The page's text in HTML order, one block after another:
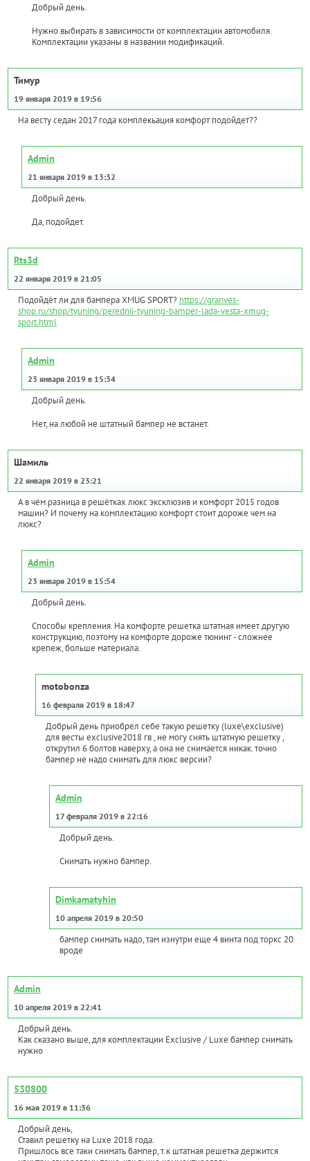
Добрый день.
Нужно выбирать в зависимости от комплектации автомобиля.
Комплектации указаны в названии модификаций.
Тимур
19 января 2019 в 19:56
На весту седан 2017 года комплекьация комфорт подойдет??
Admin
21 января 2019 в 13:32
Добрый день.
Да, подойдет.
Rts3d
22 января 2019 в 21:05
Подойдёт ли для бампера XMUG SPORT? https://granves-
shop.ru/shop/tyuning/perednii-tyuning-bamper-lada-vesta-xmug-
sport.html
Admin
23 января 2019 в 15:34
Добрый день.
Нет, на любой не штатный бампер не встанет.
Шамиль
22 января 2019 в 23:21
А в чём разница в решётках люкс эксклюзив и комфорт 2015 годов
машин? И почему на комплектацию комфорт стоит дороже чем на
люкс?
Admin
23 января 2019 в 15:54
Добрый день.
Способы крепления. На комфорте решетка штатная имеет другую
конструкцию, поэтому на комфорте дороже тюнинг - сложнее
крепеж, больше материала.
motobonza
16 февраля 2019 в 18:47
Добрый день приобрел себе такую решетку (luxe\exclusive)
для весты exclusive2018 гв , не могу снять штатную решетку ,
открутил 6 болтов наверху, а она не снимается никак. точно
бампер не надо снимать для люкс версии?
Admin
17 февраля 2019 в 22:16
Добрый день.
Снимать нужно бампер.
Dimkamatyhin
10 апреля 2019 в 20:50
бампер снимать надо, там изнутри еще 4 винта под торкс 20
вроде
Admin
10 апреля 2019 в 22:41
Добрый день.
Как сказано выше, для комплектации Exclusive / Luxe бампер снимать
нужно
530800
16 мая 2019 в 11:36
Добрый день,
Ставил решетку на Luxe 2018 года.
Пришлось все таки снимать бампер, т.к штатная решетка держится